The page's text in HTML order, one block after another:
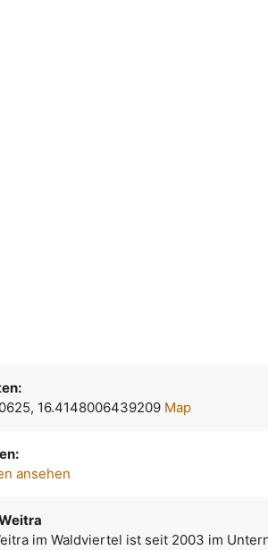
16.4148006439209 Map
ansehen
im Waldviertel ist seit 2003 im